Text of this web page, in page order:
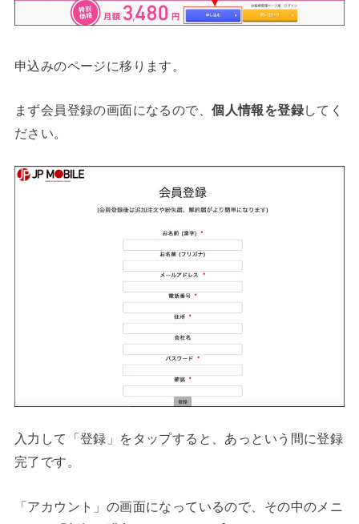
申込みのページに移ります。
まず会員登録の画面になるので、個人情報を登録してく
ださい。
入力して「登録」をタップすると、あっという間に登録
完了です。
「アカウント」の画面になっているので、その中のメニ